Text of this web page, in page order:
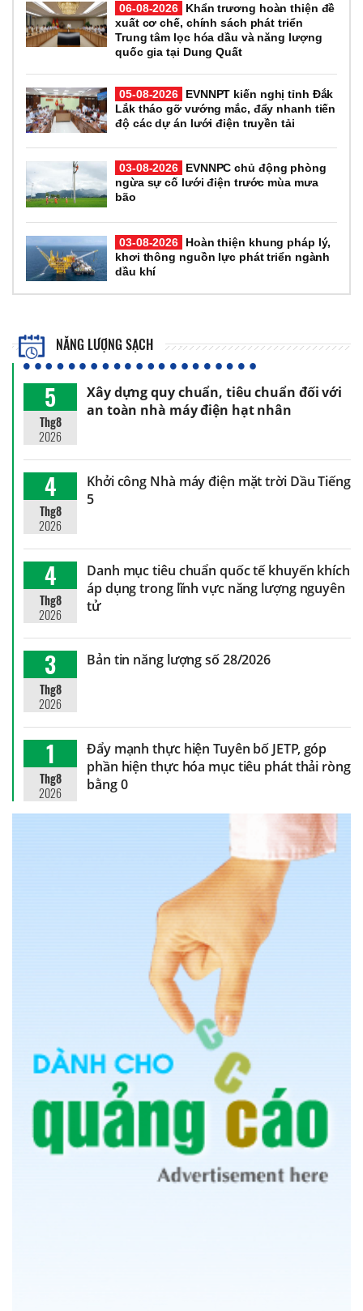
06-08-2026
Khẩn trương hoàn thiện đề
xuất cơ chế, chính sách phát triển
Trung tâm lọc hóa dầu và năng lượng
quốc gia tại Dung Quất
05-08-2026
EVNNPT kiến nghị tỉnh Đắk
Lắk tháo gỡ vướng mắc, đẩy nhanh tiến
độ các dự án lưới điện truyền tải
03-08-2026
EVNNPC chủ động phòng
ngừa sự cố lưới điện trước mùa mưa
bão
03-08-2026
Hoàn thiện khung pháp lý,
khơi thông nguồn lực phát triển ngành
dầu khí
NĂNG LƯỢNG SẠCH
5
Thg8
2026
Xây dựng quy chuẩn, tiêu chuẩn đối với
an toàn nhà máy điện hạt nhân
4
Thg8
2026
Khởi công Nhà máy điện mặt trời Dầu Tiếng
5
4
Thg8
2026
Danh mục tiêu chuẩn quốc tế khuyến khích
áp dụng trong lĩnh vực năng lượng nguyên
tử
3
Thg8
2026
Bản tin năng lượng số 28/2026
1
Thg8
2026
Đẩy mạnh thực hiện Tuyên bố JETP, góp
phần hiện thực hóa mục tiêu phát thải ròng
bằng 0